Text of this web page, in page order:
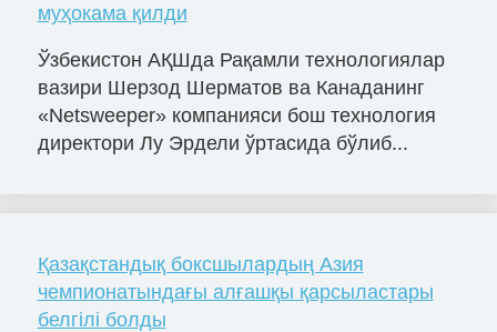
муҳокама қилди
Ўзбекистон АҚШда Рақамли технологиялар
вазири Шерзод Шерматов ва Канаданинг
«Netsweeper» компанияси бош технология
директори Лу Эрдели ўртасида бўлиб...
Қазақстандық боксшылардың Азия
чемпионатындағы алғашқы қарсыластары
белгілі болды